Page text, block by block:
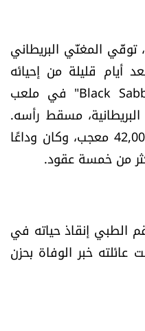
توفّي المغنّي البريطاني
بعد أيام قليلة من إحيائه
Black" في ملعب
مسقط رأسه.
شهد الحفل حضور أكثر من 42,000 معجب، وكان وداعًا
من خمسة عقود.
الطبي إنقاذ حياته في
عائلته خبر الوفاة بحزن